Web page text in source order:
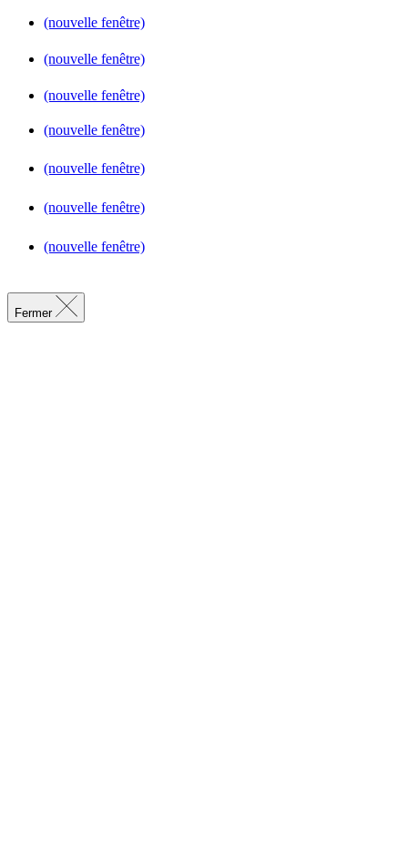
(nouvelle fenêtre)
(nouvelle fenêtre)
(nouvelle fenêtre)
(nouvelle fenêtre)
(nouvelle fenêtre)
(nouvelle fenêtre)
(nouvelle fenêtre)
Fermer